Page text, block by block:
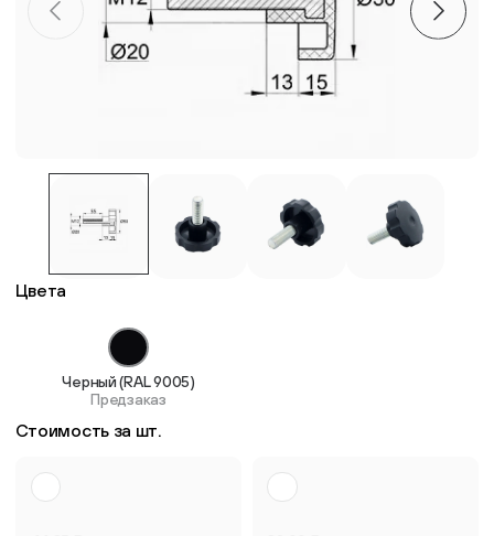
Цвета
Черный (RAL 9005)
Предзаказ
Стоимость за шт.
Пластиковые столешницы для школьных парт
Стулья
Система выравнивания плитки